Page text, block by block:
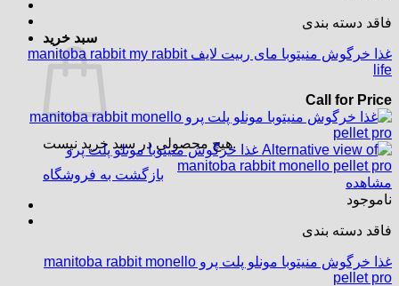
سبد خرید
هیچ محصولی در سبد خرید نیست.
بازگشت به فروشگاه
فاقد دسته بندی
غذا خرگوش منیتوبا مای ربیت لایف manitoba rabbit my rabbit
life
Call for Price
مشاهده
ناموجود
فاقد دسته بندی
غذا خرگوش منیتوبا مونلو پلت پرو manitoba rabbit monello
pellet pro